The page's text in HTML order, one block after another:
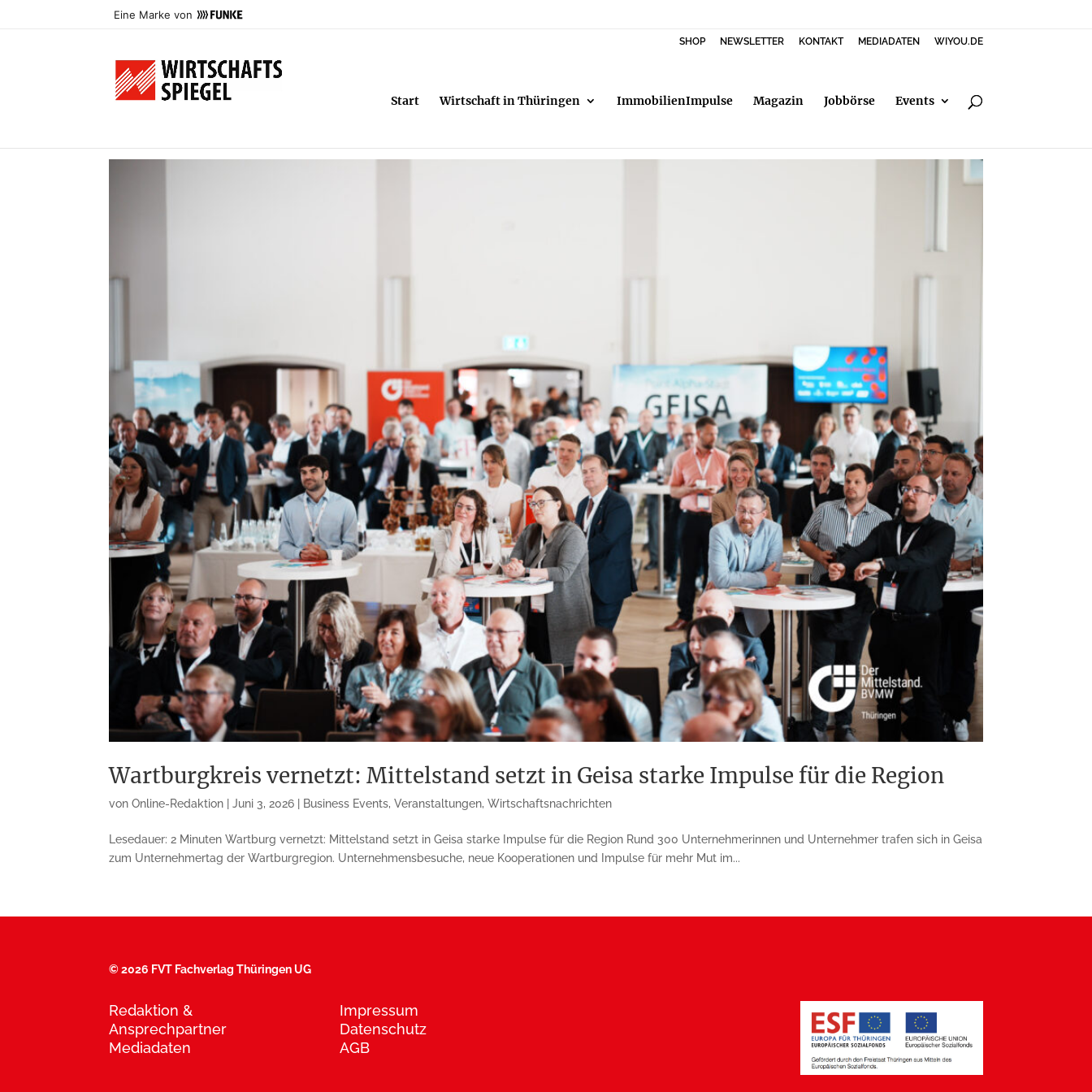
Eine Marke von
SHOP NEWSLETTER KONTAKT MEDIADATEN WIYOU.DE
Start Wirtschaft in Thüringen ImmobilienImpulse Magazin Jobbörse Events
Wartburgkreis vernetzt: Mittelstand setzt in Geisa starke Impulse für die Region
vonOnline-Redaktion |Juni 3, 2026 Business Events,Veranstaltungen,Wirtschaftsnachrichten
Lesedauer: 2 Minuten Wartburg vernetzt: Mittelstand setzt in Geisa starke Impulse für die Region Rund 300 Unternehmerinnen und Unternehmer trafen sich in Geisa
zum Unternehmertag der Wartburgregion. Unternehmensbesuche, neue Kooperationen und Impulse für mehr Mut im...
©2026 FVT Fachverlag Thüringen UG
Redaktion &
Ansprechpartner
Mediadaten
Impressum
Datenschutz
AGB